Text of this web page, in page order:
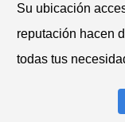
Su ubicación
reputación hacen
todas tus